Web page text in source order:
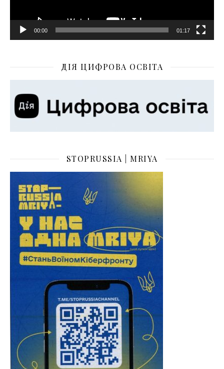
00:00 01:17
ДІЯ ЦИФРОВА ОСВІТА
STOPRUSSIA | MRIYA